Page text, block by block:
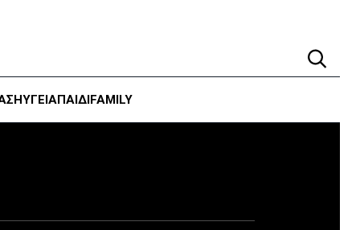
ΥΓΕΊΑΠΑΙΔΙFAMILY